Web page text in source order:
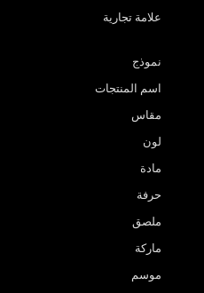
علامة تجارية
نموذج
اسم المنتجات
مقاس
لون
مادة
حرفة
ملصق
ماركة
موسم